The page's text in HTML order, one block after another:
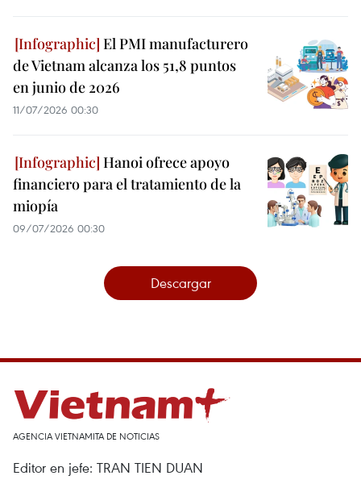
El PMI manufacturero
de Vietnam alcanza los 51,8 puntos
en junio de 2026
11/07/2026 00:30
Hanoi ofrece apoyo
financiero para el tratamiento de la
miopía
09/07/2026 00:30
Descargar
AGENCIA VIETNAMITA DE NOTICIAS
Editor en jefe: TRAN TIEN DUAN